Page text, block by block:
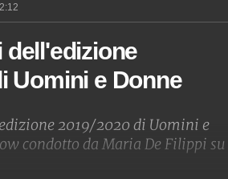
dell'edizione
Uomini e Donne
2019/2020 di Uomini e
condotto da Maria De Filippi su